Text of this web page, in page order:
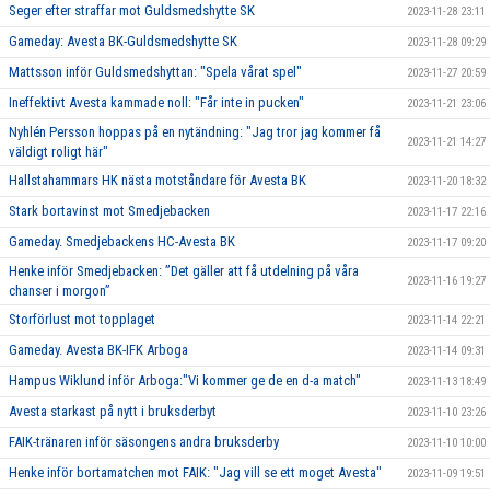
Seger efter straffar mot Guldsmedshytte SK 2023-11-28 23:11
Gameday: Avesta BK-Guldsmedshytte SK 2023-11-28 09:29
Mattsson inför Guldsmedshyttan: "Spela vårat spel" 2023-11-27 20:59
Ineffektivt Avesta kammade noll: "Får inte in pucken" 2023-11-21 23:06
Nyhlén Persson hoppas på en nytändning: "Jag tror jag kommer få
väldigt roligt här"
2023-11-21 14:27
Hallstahammars HK nästa motståndare för Avesta BK 2023-11-20 18:32
Stark bortavinst mot Smedjebacken 2023-11-17 22:16
Gameday. Smedjebackens HC-Avesta BK 2023-11-17 09:20
Henke inför Smedjebacken: ”Det gäller att få utdelning på våra
chanser i morgon”
2023-11-16 19:27
Storförlust mot topplaget 2023-11-14 22:21
Gameday. Avesta BK-IFK Arboga 2023-11-14 09:31
Hampus Wiklund inför Arboga:"Vi kommer ge de en d-a match" 2023-11-13 18:49
Avesta starkast på nytt i bruksderbyt 2023-11-10 23:26
FAIK-tränaren inför säsongens andra bruksderby 2023-11-10 10:00
Henke inför bortamatchen mot FAIK: "Jag vill se ett moget Avesta" 2023-11-09 19:51